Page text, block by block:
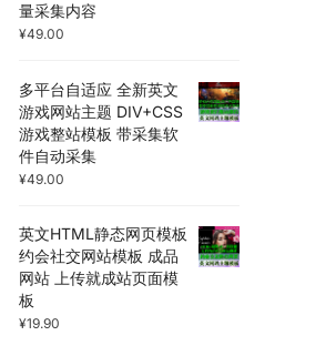
量采集内容
¥49.00
多平台自适应 全新英文
游戏网站主题 DIV+CSS
游戏整站模板 带采集软
件自动采集
¥49.00
英文HTML静态网页模板
约会社交网站模板 成品
网站 上传就成站页面模
板
¥19.90